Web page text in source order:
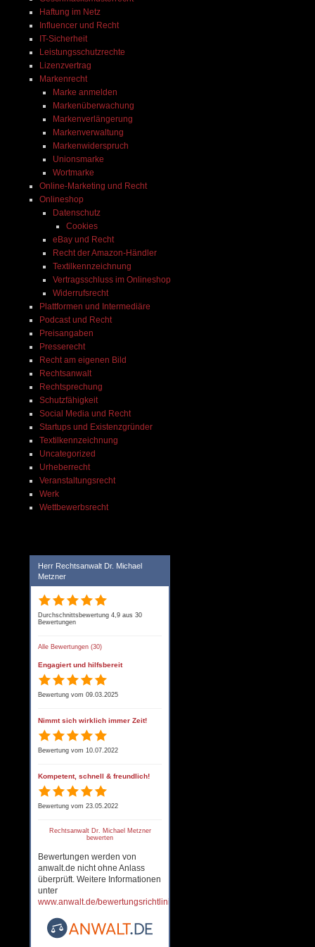
Haftung im Netz
Influencer und Recht
IT-Sicherheit
Leistungsschutzrechte
Lizenzvertrag
Markenrecht
Marke anmelden
Markenüberwachung
Markenverlängerung
Markenverwaltung
Markenwiderspruch
Unionsmarke
Wortmarke
Online-Marketing und Recht
Onlineshop
Datenschutz
Cookies
eBay und Recht
Recht der Amazon-Händler
Textilkennzeichnung
Vertragsschluss im Onlineshop
Widerrufsrecht
Plattformen und Intermediäre
Podcast und Recht
Preisangaben
Presserecht
Recht am eigenen Bild
Rechtsanwalt
Rechtsprechung
Schutzfähigkeit
Social Media und Recht
Startups und Existenzgründer
Textilkennzeichnung
Uncategorized
Urheberrecht
Veranstaltungsrecht
Werk
Wettbewerbsrecht
Herr Rechtsanwalt Dr. Michael
Metzner
Durchschnittsbewertung 4,9 aus 30
Bewertungen
Alle Bewertungen (30)
Engagiert und hilfsbereit
Bewertung vom 09.03.2025
Nimmt sich wirklich immer Zeit!
Bewertung vom 10.07.2022
Kompetent, schnell & freundlich!
Bewertung vom 23.05.2022
Rechtsanwalt Dr. Michael Metzner
bewerten
Bewertungen werden von
anwalt.de nicht ohne Anlass
überprüft. Weitere Informationen
unter
www.anwalt.de/bewertungsrichtlinien